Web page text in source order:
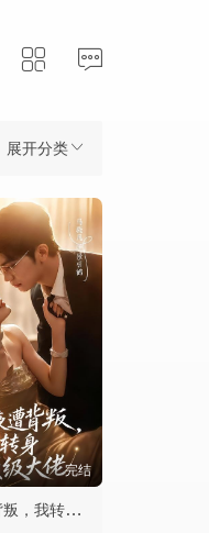
展开分类
完结
订婚夜遭背叛，我转身嫁顶级大佬